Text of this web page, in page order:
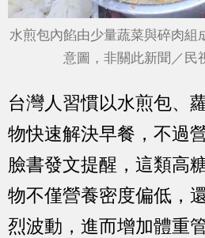
水煎包內餡由少量蔬菜與碎肉組
意圖，非關此新聞／民
台灣人習慣以水煎包、
物快速解決早餐，不過
臉書發文提醒，這類高
物不僅營養密度偏低，
烈波動，進而增加體重